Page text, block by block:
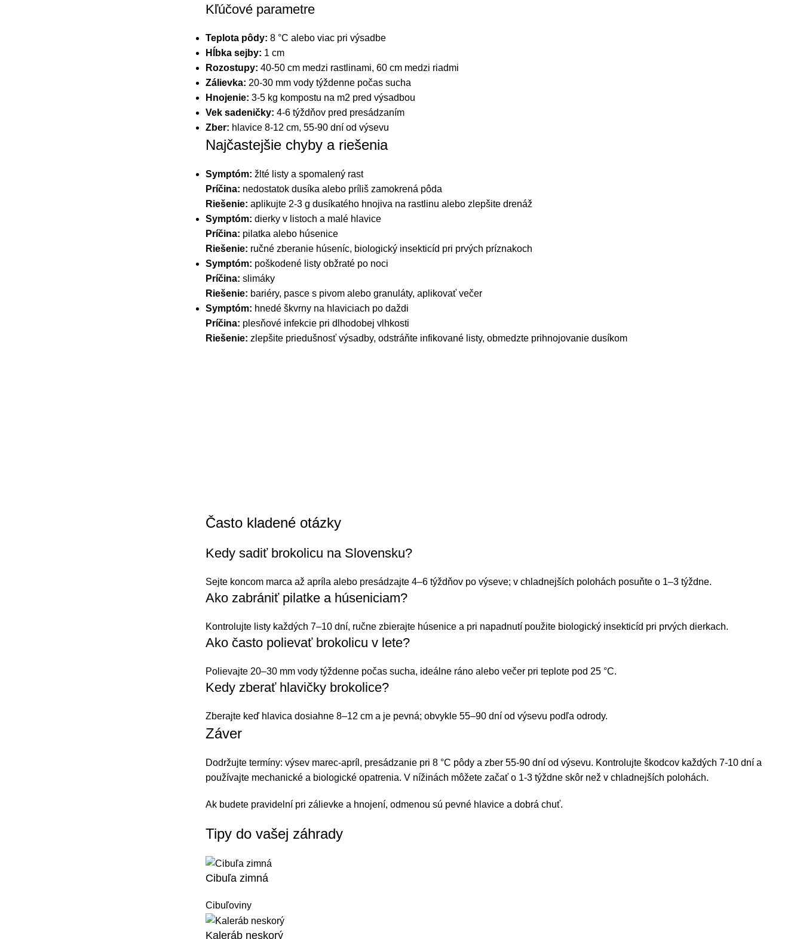
Kľúčové parametre
Teplota pôdy: 8 °C alebo viac pri výsadbe
Hĺbka sejby: 1 cm
Rozostupy: 40-50 cm medzi rastlinami, 60 cm medzi riadmi
Zálievka: 20-30 mm vody týždenne počas sucha
Hnojenie: 3-5 kg kompostu na m2 pred výsadbou
Vek sadeničky: 4-6 týždňov pred presádzaním
Zber: hlavice 8-12 cm, 55-90 dní od výsevu
Najčastejšie chyby a riešenia
Symptóm: žlté listy a spomalený rast
Príčina: nedostatok dusíka alebo príliš zamokrená pôda
Riešenie: aplikujte 2-3 g dusíkatého hnojiva na rastlinu alebo zlepšite drenáž
Symptóm: dierky v listoch a malé hlavice
Príčina: pilatka alebo húsenice
Riešenie: ručné zberanie húseníc, biologický insekticíd pri prvých príznakoch
Symptóm: poškodené listy obžraté po noci
Príčina: slimáky
Riešenie: bariéry, pasce s pivom alebo granuláty, aplikovať večer
Symptóm: hnedé škvrny na hlaviciach po daždi
Príčina: plesňové infekcie pri dlhodobej vlhkosti
Riešenie: zlepšite priedušnosť výsadby, odstráňte infikované listy, obmedzte prihnojovanie dusíkom
Často kladené otázky
Kedy sadiť brokolicu na Slovensku?
Sejte koncom marca až apríla alebo presádzajte 4–6 týždňov po výseve; v chladnejších polohách posuňte o 1–3 týždne.
Ako zabrániť pilatke a húseniciam?
Kontrolujte listy každých 7–10 dní, ručne zbierajte húsenice a pri napadnutí použite biologický insekticíd pri prvých dierkach.
Ako často polievať brokolicu v lete?
Polievajte 20–30 mm vody týždenne počas sucha, ideálne ráno alebo večer pri teplote pod 25 °C.
Kedy zberať hlavičky brokolice?
Zberajte keď hlavica dosiahne 8–12 cm a je pevná; obvykle 55–90 dní od výsevu podľa odrody.
Záver
Dodržujte termíny: výsev marec-apríl, presádzanie pri 8 °C pôdy a zber 55-90 dní od výsevu. Kontrolujte škodcov každých 7-10 dní a
používajte mechanické a biologické opatrenia. V nížinách môžete začať o 1-3 týždne skôr než v chladnejších polohách.
Ak budete pravidelní pri zálievke a hnojení, odmenou sú pevné hlavice a dobrá chuť.
Tipy do vašej záhrady
Cibuľa zimná
Cibuľoviny
Kaleráb neskorý